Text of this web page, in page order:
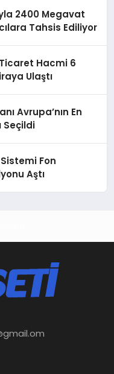
2400 Megavat
Tahsis Ediliyor
Ticaret Hacmi 6
Ulaştı
Avrupa’nın En
Seçildi
Fon
Aştı